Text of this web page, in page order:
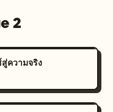
2
ความจริง